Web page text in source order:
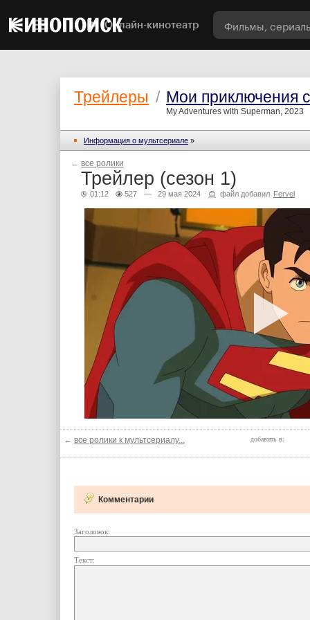
Онлайн-кинотеатр
Трейлеры / Мои приключения
My Adventures with Superman, 2023
Информация о мультсериале »
← все ролики
Трейлер (сезон 1)
01:12 527 — 29 мая 2024 файл добавил Fervel
← все ролики к мультсериалу... добавить в:
Комментарии
Заголовок:
Текст: